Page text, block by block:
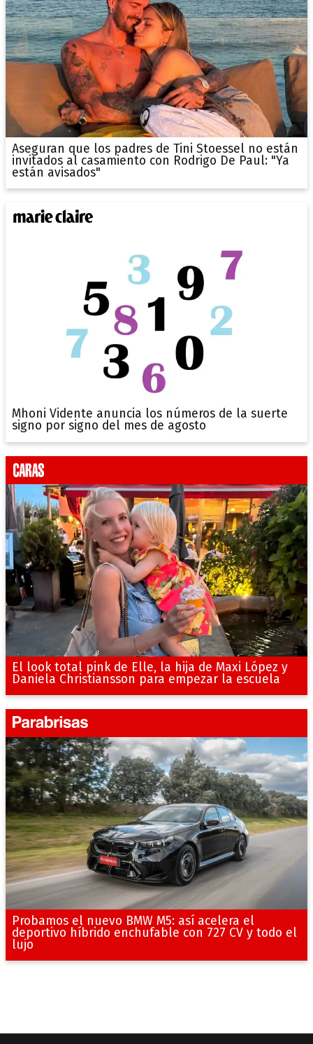
Aseguran que los padres de Tini Stoessel no están
invitados al casamiento con Rodrigo De Paul: "Ya
están avisados"
Mhoni Vidente anuncia los números de la suerte
signo por signo del mes de agosto
El look total pink de Elle, la hija de Maxi López y
Daniela Christiansson para empezar la escuela
Probamos el nuevo BMW M5: así acelera el
deportivo híbrido enchufable con 727 CV y todo el
lujo